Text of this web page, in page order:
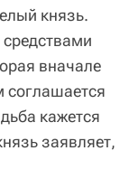
князь.
вначале
соглашается
кажется
заявляет,